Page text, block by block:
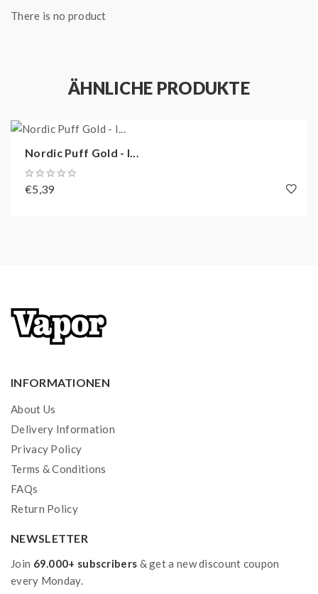
There is no product
ÄHNLICHE PRODUKTE
Nordic Puff Gold - I...
€5,39
INFORMATIONEN
About Us
Delivery Information
Privacy Policy
Terms & Conditions
FAQs
Return Policy
NEWSLETTER
Join 69.000+ subscribers & get a new discount coupon
every Monday.